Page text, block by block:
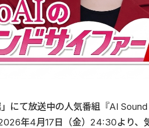
にて放送中の人気番組『AI
年4月17日（金）24:30より、